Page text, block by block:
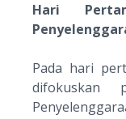
Hari
Pada hari
difokuskan